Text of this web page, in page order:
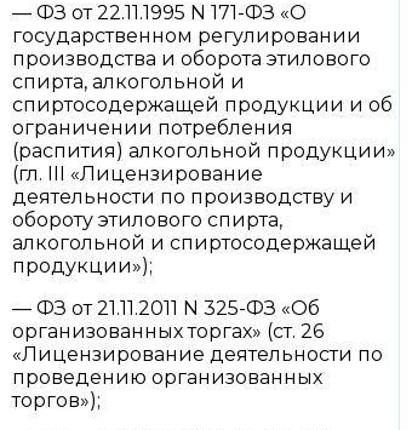
— ФЗ от 22.11.1995 N 171-ФЗ «О
государственном регулировании
производства и оборота этилового
спирта, алкогольной и
спиртосодержащей продукции и об
ограничении потребления
(распития) алкогольной продукции»
(гл. III «Лицензирование
деятельности по производству и
обороту этилового спирта,
алкогольной и спиртосодержащей
продукции»);
— ФЗ от 21.11.2011 N 325-ФЗ «Об
организованных торгах» (ст. 26
«Лицензирование деятельности по
проведению организованных
торгов»);